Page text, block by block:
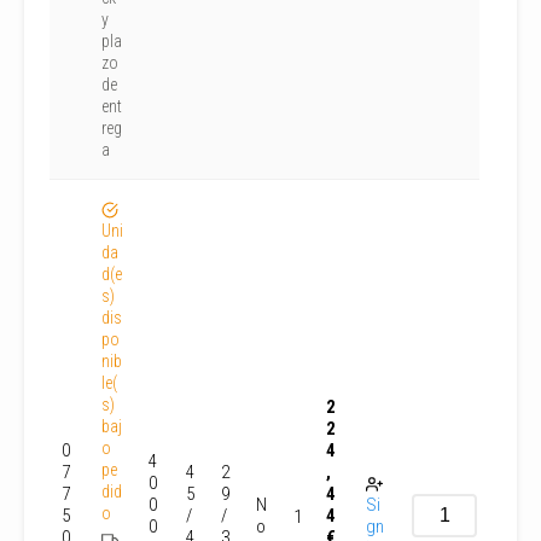
y
pla
zo
de
ent
reg
a
0
7
7
5
Uni
da
d(e
s)
dis
po
nib
le(
s)
baj
o
pe
did
o
4
0
0
0
4
5
/
2
9
/
N
o
1
2
2
4
,
4
4
Si
gn